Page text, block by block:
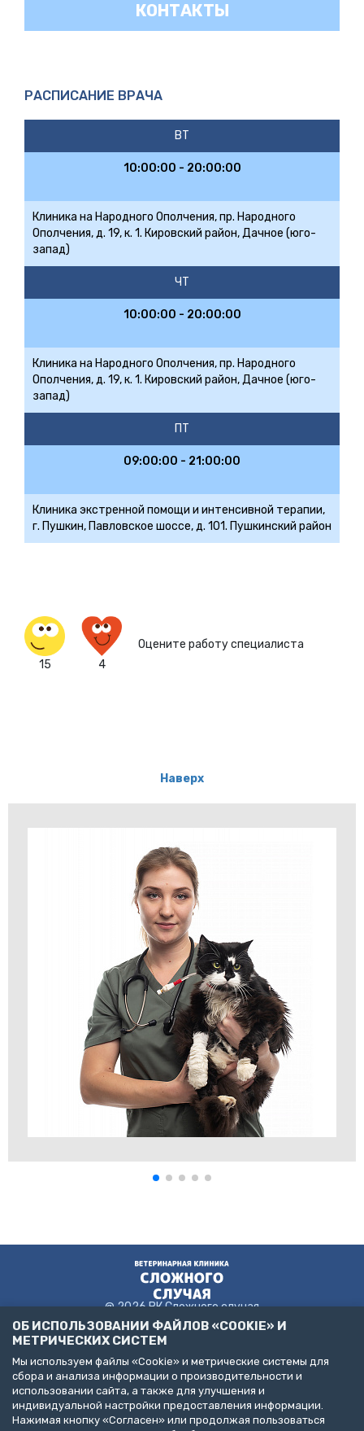
КОНТАКТЫ
РАСПИСАНИЕ ВРАЧА
ВТ
10:00:00 - 20:00:00
Клиника на Народного Ополчения, пр. Народного
Ополчения, д. 19, к. 1. Кировский район, Дачное (юго-
запад)
ЧТ
10:00:00 - 20:00:00
Клиника на Народного Ополчения, пр. Народного
Ополчения, д. 19, к. 1. Кировский район, Дачное (юго-
запад)
ПТ
09:00:00 - 21:00:00
Клиника экстренной помощи и интенсивной терапии,
г. Пушкин, Павловское шоссе, д. 101. Пушкинский район
15 4
Оцените работу специалиста
Наверх
@ 2026 ВК Сложного случая
ДЕЛАЙТЕ БИЗНЕС С НАМИ!
Пользовательское соглашение
Политика конфиденциальности
Публичная оферта
ОБ ИСПОЛЬЗОВАНИИ ФАЙЛОВ «COOKIE» И
МЕТРИЧЕСКИХ СИСТЕМ
Мы используем файлы «Cookie» и метрические системы для
сбора и анализа информации о производительности и
использовании сайта, а также для улучшения и
индивидуальной настройки предоставления информации.
Нажимая кнопку «Согласен» или продолжая пользоваться